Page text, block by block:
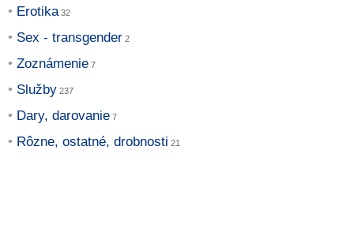
Erotika
Sex - transgender
Zoznámenie
Služby
Dary, darovanie
Rôzne, ostatné, drobnosti